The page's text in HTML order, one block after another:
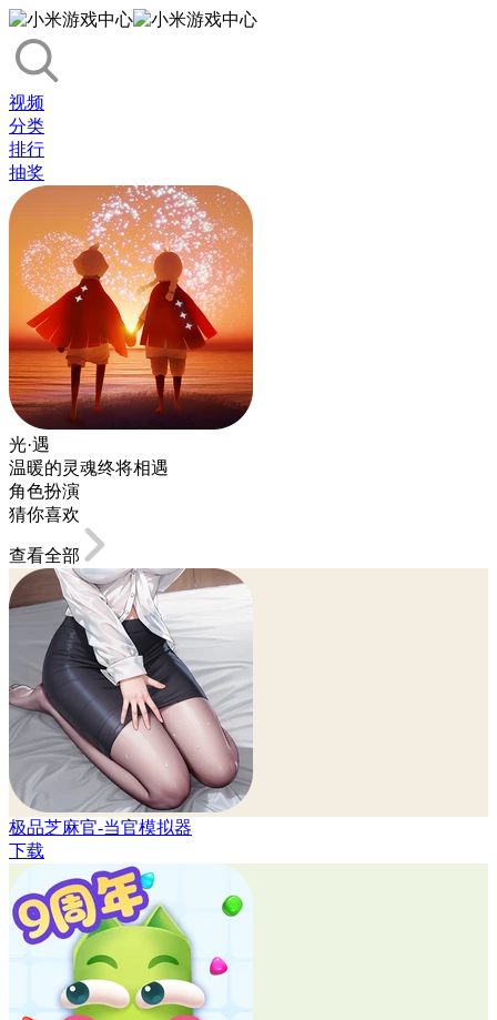
视频
分类
排行
抽奖
光·遇
温暖的灵魂终将相遇
角色扮演
猜你喜欢
查看全部
极品芝麻官-当官模拟器
下载